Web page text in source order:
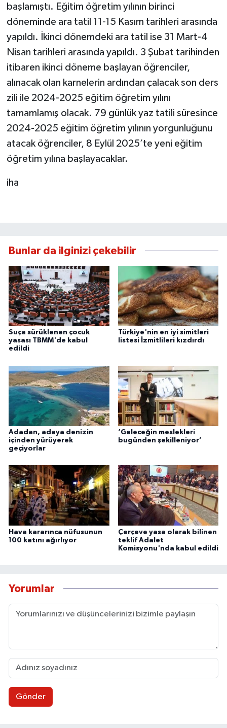
başlamıştı. Eğitim öğretim yılının birinci
döneminde ara tatil 11-15 Kasım tarihleri arasında
yapıldı. İkinci dönemdeki ara tatil ise 31 Mart-4
Nisan tarihleri arasında yapıldı. 3 Şubat tarihinden
itibaren ikinci döneme başlayan öğrenciler,
alınacak olan karnelerin ardından çalacak son ders
zili ile 2024-2025 eğitim öğretim yılını
tamamlamış olacak. 79 günlük yaz tatili süresince
2024-2025 eğitim öğretim yılının yorgunluğunu
atacak öğrenciler, 8 Eylül 2025’te yeni eğitim
öğretim yılına başlayacaklar.
iha
Bunlar da ilginizi çekebilir
Suça sürüklenen çocuk
yasası TBMM'de kabul
edildi
Türkiye'nin en iyi simitleri
listesi İzmitlileri kızdırdı
Adadan, adaya denizin
içinden yürüyerek
geçiyorlar
‘Geleceğin meslekleri
bugünden şekilleniyor’
Hava kararınca nüfusunun
100 katını ağırlıyor
Çerçeve yasa olarak bilinen
teklif Adalet
Komisyonu'nda kabul edildi
Yorumlar
Gönder